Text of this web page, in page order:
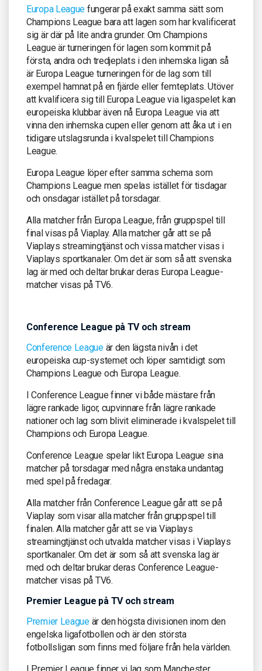
Europa League fungerar på exakt samma sätt som
Champions League bara att lagen som har kvalificerat
sig är där på lite andra grunder. Om Champions
League är turneringen för lagen som kommit på
första, andra och tredjeplats i den inhemska ligan så
är Europa League turneringen för de lag som till
exempel hamnat på en fjärde eller femteplats. Utöver
att kvalificera sig till Europa League via ligaspelet kan
europeiska klubbar även nå Europa League via att
vinna den inhemska cupen eller genom att åka ut i en
tidigare utslagsrunda i kvalspelet till Champions
League.
Europa League löper efter samma schema som
Champions League men spelas istället för tisdagar
och onsdagar istället på torsdagar.
Alla matcher från Europa League, från gruppspel till
final visas på Viaplay. Alla matcher går att se på
Viaplays streamingtjänst och vissa matcher visas i
Viaplays sportkanaler. Om det är som så att svenska
lag är med och deltar brukar deras Europa League-
matcher visas på TV6.
Conference League på TV och stream
Conference Leagueär den lägsta nivån i det
europeiska cup-systemet och löper samtidigt som
Champions League och Europa League.
I Conference League finner vi både mästare från
lägre rankade ligor, cupvinnare från lägre rankade
nationer och lag som blivit eliminerade i kvalspelet till
Champions och Europa League.
Conference League spelar likt Europa League sina
matcher på torsdagar med några enstaka undantag
med spel på fredagar.
Alla matcher från Conference League går att se på
Viaplay som visar alla matcher från gruppspel till
finalen. Alla matcher går att se via Viaplays
streamingtjänst och utvalda matcher visas i Viaplays
sportkanaler. Om det är som så att svenska lag är
med och deltar brukar deras Conference League-
matcher visas på TV6.
Premier League på TV och stream
Premier Leagueär den högsta divisionen inom den
engelska ligafotbollen och är den största
fotbollsligan som finns med följare från hela världen.